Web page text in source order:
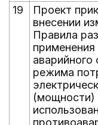
19
Проект
внесении
Правила
применения
аварийного
режима
(мощности)